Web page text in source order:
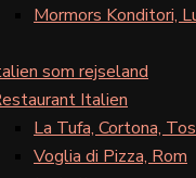
Mormors Konditori,
som rejseland
Italien
La Tufa, Cortona,
Voglia di Pizza, Rom